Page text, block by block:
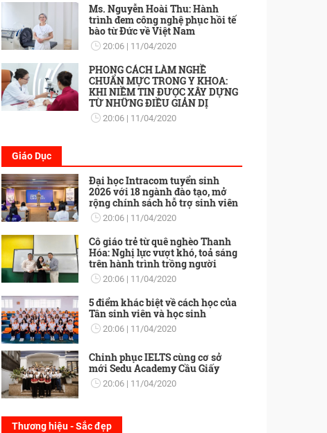
Ms. Nguyễn Hoài Thu: Hành
trình đem công nghệ phục hồi tế
bào từ Đức về Việt Nam
20:06 11/04/2020
PHONG CÁCH LÀM NGHỀ
CHUẨN MỰC TRONG Y KHOA:
KHI NIỀM TIN ĐƯỢC XÂY DỰNG
TỪ NHỮNG ĐIỀU GIẢN DỊ
20:06 11/04/2020
Giáo Dục
Đại học Intracom tuyển sinh
2026 với 18 ngành đào tạo, mở
rộng chính sách hỗ trợ sinh viên
20:06 11/04/2020
Cô giáo trẻ từ quê nghèo Thanh
Hóa: Nghị lực vượt khó, toả sáng
trên hành trình trồng người
20:06 11/04/2020
5 điểm khác biệt về cách học của
Tân sinh viên và học sinh
20:06 11/04/2020
Chinh phục IELTS cùng cơ sở
mới Sedu Academy Cầu Giấy
20:06 11/04/2020
Thương hiệu - Sắc đẹp